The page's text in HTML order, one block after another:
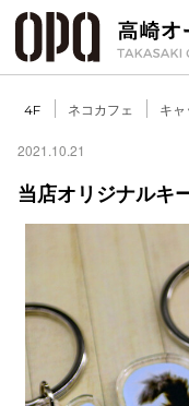
4F ネコカフェ キ
2021.10.21
当店オリジナルキ